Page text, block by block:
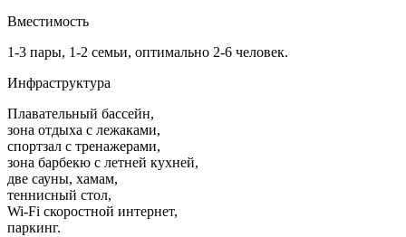
Вместимость
1-3 пары, 1-2 семьи, оптимально 2-6 человек.
Инфраструктура
Плавательный бассейн,
зона отдыха с лежаками,
спортзал с тренажерами,
зона барбекю с летней кухней,
две сауны, хамам,
теннисный стол,
Wi-Fi скоростной интернет,
паркинг.